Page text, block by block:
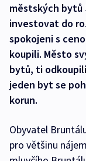
městských bytů
investovat do
spokojeni s
koupili. Město
bytů, ti
jeden byt se
korun.
Obyvatel
pro většinu